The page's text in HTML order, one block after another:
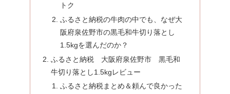
トク
ふるさと納税の牛肉の中でも、なぜ大
阪府泉佐野市の黒毛和牛切り落とし
1.5kgを選んだのか？
ふるさと納税 大阪府泉佐野市 黒毛和
牛切り落とし1.5kgレビュー
ふるさと納税まとめ＆頼んで良かった